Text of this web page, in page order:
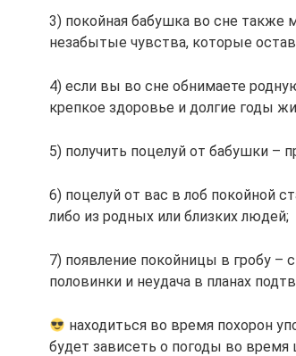
3) покойная бабушка во сне также
незабытые чувства, которые
4) если вы во сне обнимаете
крепкое здоровье и долгие годы
5) получить поцелуй от бабушки –
6) поцелуй от вас в лоб покойной
либо из родных или близких людей;
7) появление покойницы в гробу –
половинки и неудача в планах
находиться во время похорон
будет зависеть о погоды во время